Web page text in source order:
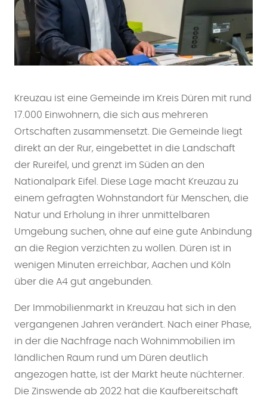
Kreuzau ist eine Gemeinde im Kreis Düren mit rund
17.000 Einwohnern, die sich aus mehreren
Ortschaften zusammensetzt. Die Gemeinde liegt
direkt an der Rur, eingebettet in die Landschaft
der Rureifel, und grenzt im Süden an den
Nationalpark Eifel. Diese Lage macht Kreuzau zu
einem gefragten Wohnstandort für Menschen, die
Natur und Erholung in ihrer unmittelbaren
Umgebung suchen, ohne auf eine gute Anbindung
an die Region verzichten zu wollen. Düren ist in
wenigen Minuten erreichbar, Aachen und Köln
über die A4 gut angebunden.
Der Immobilienmarkt in Kreuzau hat sich in den
vergangenen Jahren verändert. Nach einer Phase,
in der die Nachfrage nach Wohnimmobilien im
ländlichen Raum rund um Düren deutlich
angezogen hatte, ist der Markt heute nüchterner.
Die Zinswende ab 2022 hat die Kaufbereitschaft